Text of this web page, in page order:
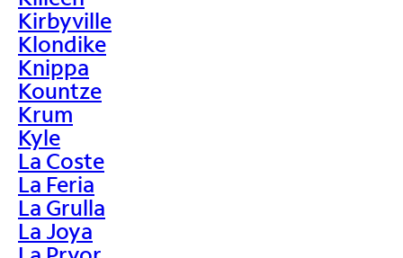
Kirbyville
Klondike
Knippa
Kountze
Krum
Kyle
La Coste
La Feria
La Grulla
La Joya